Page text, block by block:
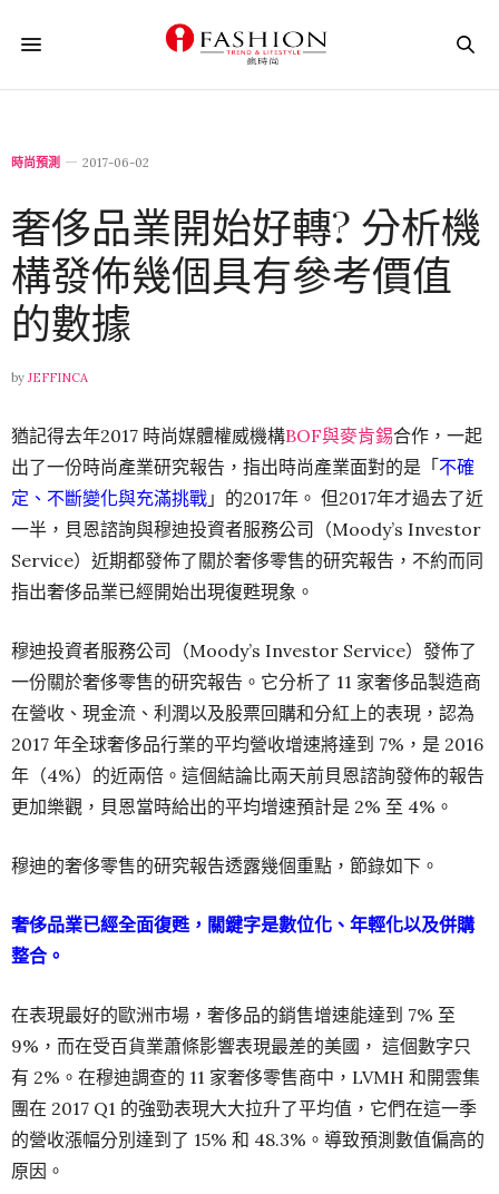
時尚預測 2017-06-02
奢侈品業開始好轉? 分析機
構發佈幾個具有參考價值
的數據
by JEFFINCA
猶記得去年2017 時尚媒體權威機構BOF與麥肯錫合作，一起
出了一份時尚產業研究報告，指出時尚產業面對的是「不確
定、不斷變化與充滿挑戰 」的2017年。 但2017年才過去了近
一半，貝恩諮詢與穆迪投資者服務公司（Moody’s Investor
Service）近期都發佈了關於奢侈零售的研究報告，不約而同
指出奢侈品業已經開始出現復甦現象。
穆迪投資者服務公司（Moody’s Investor Service）發佈了
一份關於奢侈零售的研究報告。它分析了 11 家奢侈品製造商
在營收、現金流、利潤以及股票回購和分紅上的表現，認為
2017 年全球奢侈品行業的平均營收增速將達到 7%，是 2016
年（4%）的近兩倍。這個結論比兩天前貝恩諮詢發佈的報告
更加樂觀，貝恩當時給出的平均增速預計是 2% 至 4%。
穆迪的奢侈零售的研究報告透露幾個重點，節錄如下。
奢侈品業已經全面復甦，關鍵字是數位化、年輕化以及併購
整合。
在表現最好的歐洲市場，奢侈品的銷售增速能達到 7% 至
9%，而在受百貨業蕭條影響表現最差的美國， 這個數字只
有 2%。在穆迪調查的 11 家奢侈零售商中，LVMH 和開雲集
團在 2017 Q1 的強勁表現大大拉升了平均值，它們在這一季
的營收漲幅分別達到了 15% 和 48.3%。導致預測數值偏高的
原因。